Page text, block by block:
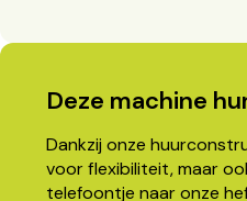
Deze machine
Dankzij onze
voor flexibiliteit, maar
telefoontje naar onze